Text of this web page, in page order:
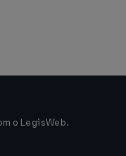
o LegisWeb.